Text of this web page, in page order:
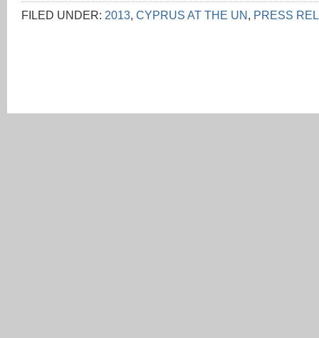
FILED UNDER: 2013, CYPRUS AT THE UN, PRESS